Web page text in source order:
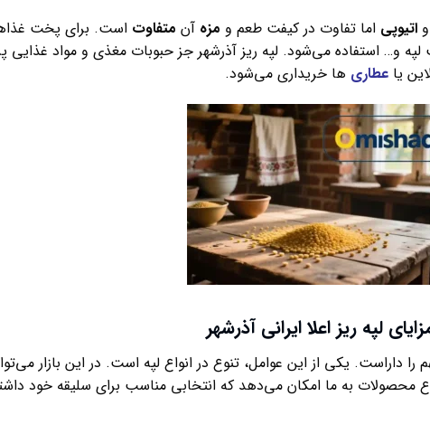
و اتیوپی اما تفاوت در کیفت طعم و مزه آن متفاوت است. برای پخت
لپه و… استفاده می‌شود. لپه ریز آذرشهر جز حبوبات مغذی و مواد
یا عطاری ها خریداری می‌شود.
لپه ریز اعلا ایرانی آذرشهر
را داراست. یکی از این عوامل، تنوع در انواع لپه است. در این بازار
محصولات به ما امکان می‌دهد که انتخابی مناسب برای سلیقه خود